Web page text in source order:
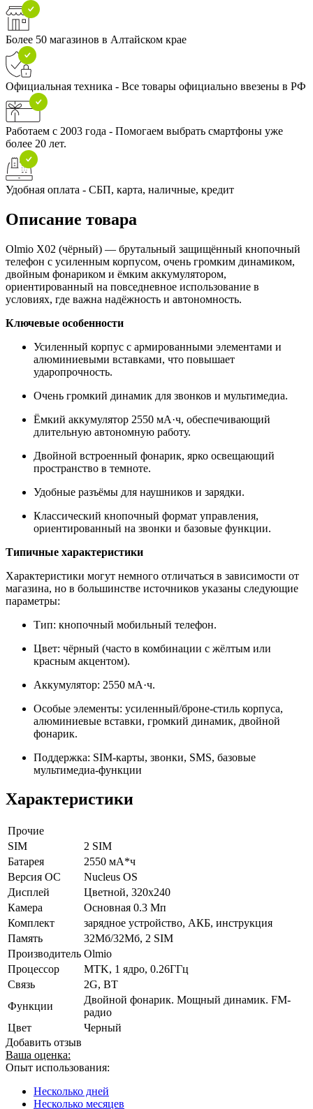
Более 50 магазинов в Алтайском крае
Официальная техника - Все товары официально ввезены в РФ
Работаем с 2003 года - Помогаем выбрать смартфоны уже
более 20 лет.
Удобная оплата - СБП, карта, наличные, кредит
Описание товара
Olmio X02 (чёрный) — брутальный защищённый кнопочный
телефон с усиленным корпусом, очень громким динамиком,
двойным фонариком и ёмким аккумулятором,
ориентированный на повседневное использование в
условиях, где важна надёжность и автономность.
Ключевые особенности
Усиленный корпус с армированными элементами и
алюминиевыми вставками, что повышает
ударопрочность.
Очень громкий динамик для звонков и мультимедиа.
Ёмкий аккумулятор 2550 мА·ч, обеспечивающий
длительную автономную работу.
Двойной встроенный фонарик, ярко освещающий
пространство в темноте.
Удобные разъёмы для наушников и зарядки.
Классический кнопочный формат управления,
ориентированный на звонки и базовые функции.
Типичные характеристики
Характеристики могут немного отличаться в зависимости от
магазина, но в большинстве источников указаны следующие
параметры:
Тип: кнопочный мобильный телефон.
Цвет: чёрный (часто в комбинации с жёлтым или
красным акцентом).
Аккумулятор: 2550 мА·ч.
Особые элементы: усиленный/броне‑стиль корпуса,
алюминиевые вставки, громкий динамик, двойной
фонарик.
Поддержка: SIM‑карты, звонки, SMS, базовые
мультимедиа‑функции
Характеристики
Прочие
SIM
2 SIM
Батарея
2550 мА*ч
Версия ОС
Nucleus OS
Дисплей
Цветной, 320x240
Камера
Основная 0.3 Мп
Комплект
зарядное устройство, АКБ, инструкция
Память
32Мб/32Мб, 2 SIM
Производитель Olmio
Процессор
MTK, 1 ядро, 0.26ГГц
Связь
2G, BT
Функции
Двойной фонарик. Мощный динамик. FM-
радио
Цвет
Черный
Добавить отзыв
Ваша оценка:
Опыт использования:
Несколько дней
Несколько месяцев